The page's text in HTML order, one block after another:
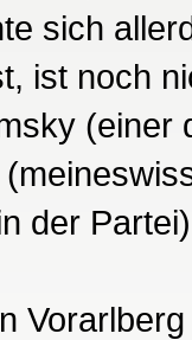
sich
ist noch
der